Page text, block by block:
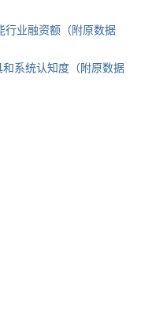
行业融资额（附原数据
系统认知度（附原数据